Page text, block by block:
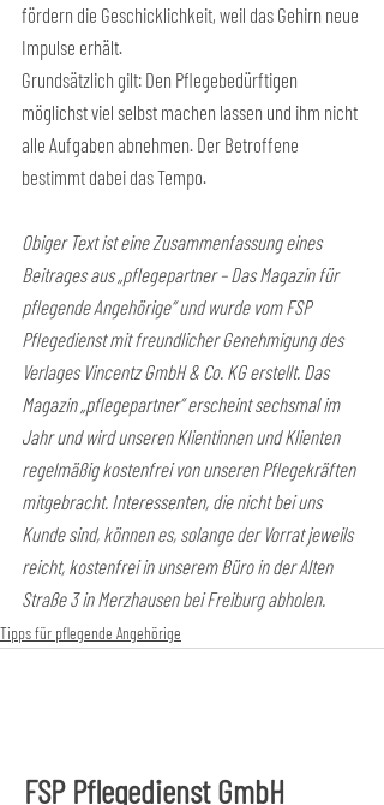
fördern die Geschicklichkeit, weil das Gehirn neue
Impulse erhält.
Grundsätzlich gilt: Den Pflegebedürftigen
möglichst viel selbst machen lassen und ihm nicht
alle Aufgaben abnehmen. Der Betroffene
bestimmt dabei das Tempo.
Obiger Text ist eine Zusammenfassung eines
Beitrages aus „pflegepartner – Das Magazin für
pflegende Angehörige“ und wurde vom FSP
Pflegedienst mit freundlicher Genehmigung des
Verlages Vincentz GmbH & Co. KG erstellt. Das
Magazin „pflegepartner“ erscheint sechsmal im
Jahr und wird unseren Klientinnen und Klienten
regelmäßig kostenfrei von unseren Pflegekräften
mitgebracht. Interessenten, die nicht bei uns
Kunde sind, können es, solange der Vorrat jeweils
reicht, kostenfrei in unserem Büro in der Alten
Straße 3 in Merzhausen bei Freiburg abholen.
Tipps für pflegende Angehörige
FSP Pflegedienst GmbH